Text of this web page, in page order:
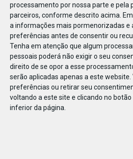
processamento por nossa parte e pela
parceiros, conforme descrito acima.
a informações mais pormenorizadas e
preferências antes de consentir ou
Tenha em atenção que algum
pessoais poderá não exigir o seu
direito de se opor a esse
serão aplicadas apenas a este
preferências ou retirar seu
voltando a este site e clicando no
inferior da página.
83959